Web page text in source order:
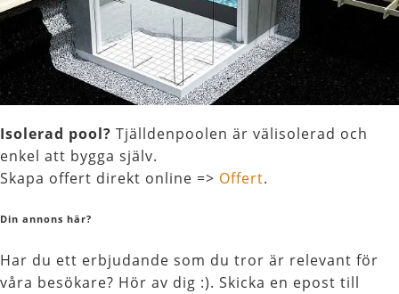
Isolerad pool? Tjälldenpoolen är välisolerad och
enkel att bygga själv.
Skapa offert direkt online => Offert.
Din annons här?
Har du ett erbjudande som du tror är relevant för
våra besökare? Hör av dig :). Skicka en epost till